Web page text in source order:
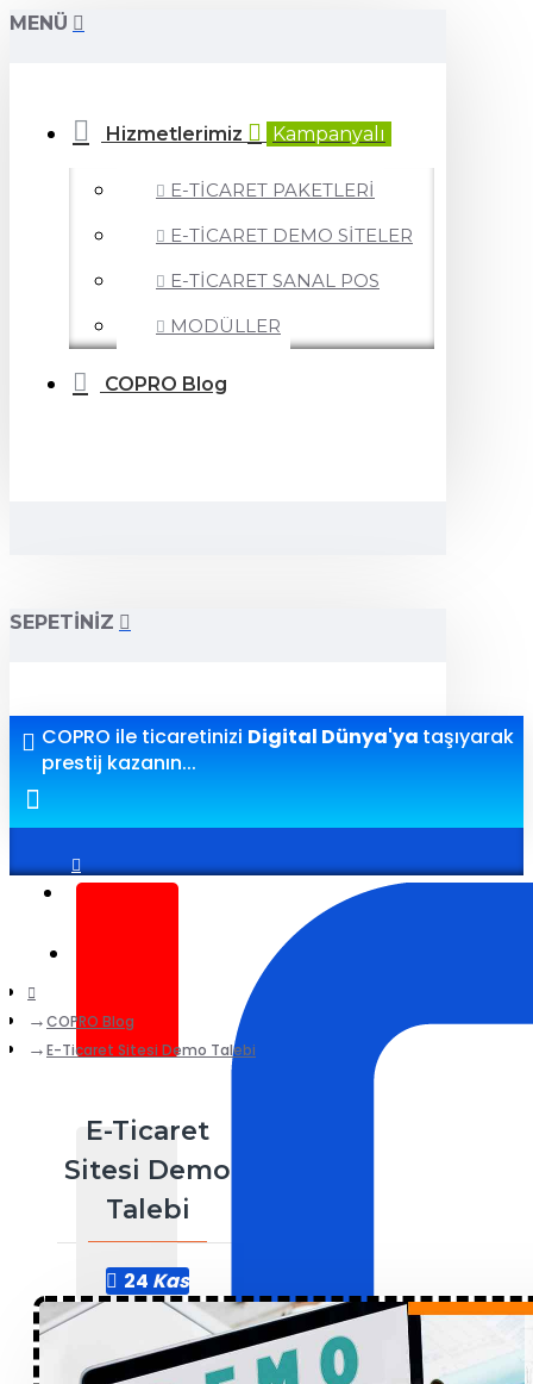
MENÜ
Hizmetlerimiz Kampanyalı
E-TİCARET PAKETLERİ
E-TİCARET DEMO SİTELER
E-TİCARET SANAL POS
MODÜLLER
COPRO Blog
SEPETINIZ
COPRO ile ticaretinizi Digital Dünya'ya taşıyarak
prestij kazanın...
Giriş yap
COPRO Blog
E-Ticaret Sitesi Demo Talebi
E-Ticaret
Sitesi Demo
Talebi
24 Kas